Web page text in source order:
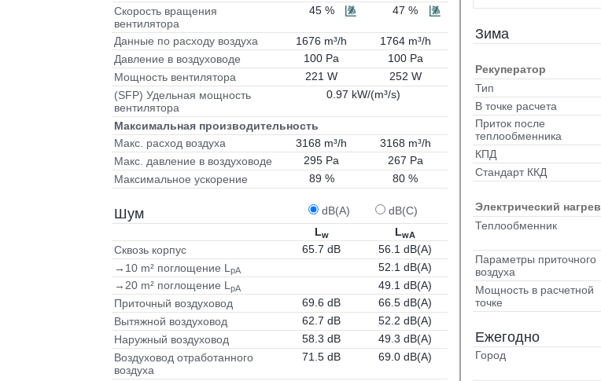
Скорость вращения
вентилятора
45 % 47 %
Данные по расходу воздуха 1676 m³/h
1764 m³/h
Давление в воздуховоде
100 Pa
100 Pa
Мощность вентилятора
221 W
252 W
(SFP) Удельная мощность
вентилятора
0.97 kW/(m³/s)
Максимальная производительность
Макс. расход воздуха
3168 m³/h
3168 m³/h
Макс. давление в воздуховоде
295 Pa
267 Pa
Максимальное ускорение
89 % 80 %
Шум dB(A)
dB(C)
Lw LwA
Сквозь корпус 65.7 dB
56.1 dB(A)
→10 m² поглощение L pA
52.1 dB(A)
→20 m² поглощение LpA
49.1 dB(A)
Приточный воздуховод
69.6 dB
66.5 dB(A)
Вытяжной воздуховод
62.7 dB
52.2 dB(A)
Наружный воздуховод
58.3 dB
49.3 dB(A)
Воздуховод отработанного
воздуха
71.5 dB 69.0 dB(A)
Зима
Рекуператор
Тип
В точке расчета
Приток после
теплообменника
КПД
Стандарт ККД
Электрический
Теплообменник
Параметры приточного
воздуха
Мощность в расчетной
точке
Ежегодно
Город